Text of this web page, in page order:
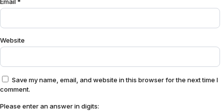
Email*
Website
Save my name, email, and website in this browser for the next time I
comment.
Please enter an answer in digits: